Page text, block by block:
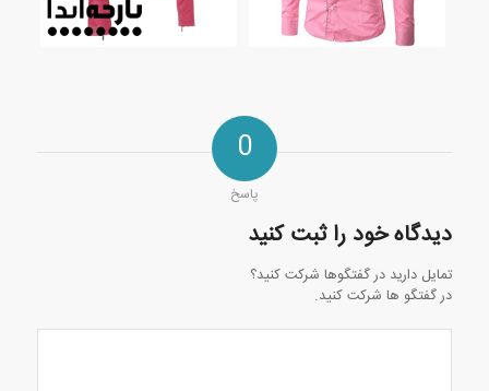
0
پاسخ
دیدگاه خود را ثبت کنید
تمایل دارید در گفتگوها شرکت کنید؟
در گفتگو ها شرکت کنید.